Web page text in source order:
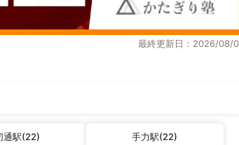
最終更新日：2026/08/
通駅(22) 手力駅(22)